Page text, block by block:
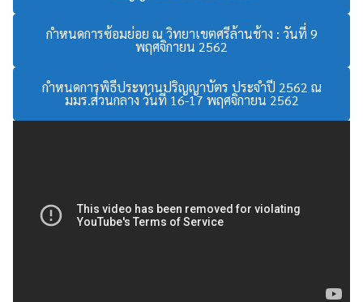
กำหนดการซ้อมย่อย ณ วิทยาเขตศรีล้านช้าง : วันที่ 9
พฤศจิกายน 2562
กำหนดการพิธีประทานปริญญาบัตร ประจำปี 2562 ณ
มมร.ส่วนกลาง วันที่ 16-17 พฤศจิกายน 2562